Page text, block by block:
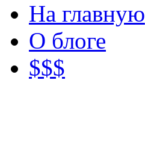
На главную
О блоге
$$$